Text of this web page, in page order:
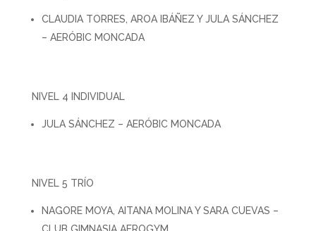
CLAUDIA TORRES, AROA IBÁÑEZ Y JULA SÁNCHEZ
– AERÓBIC MONCADA
NIVEL 4 INDIVIDUAL
JULA SÁNCHEZ – AERÓBIC MONCADA
NIVEL 5 TRÍO
NAGORE MOYA, AITANA MOLINA Y SARA CUEVAS –